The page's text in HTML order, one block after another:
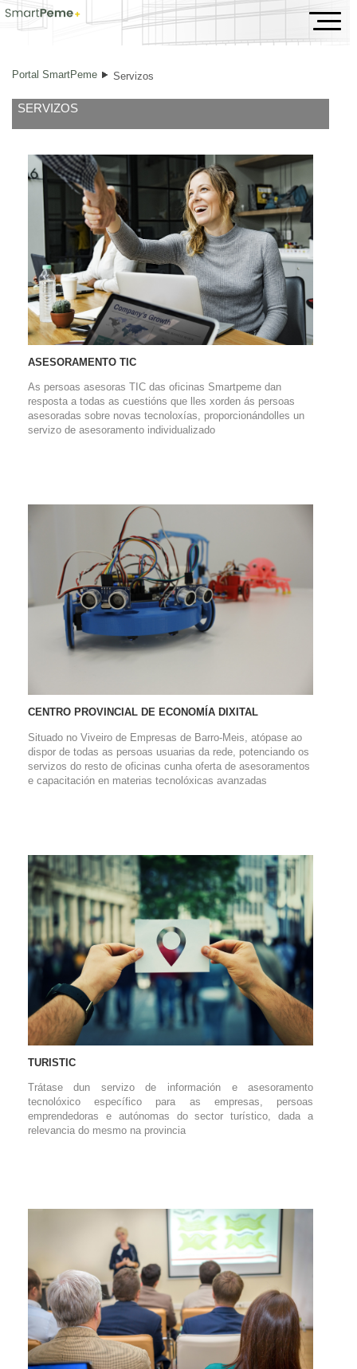
Servizos
Portal SmartPeme Servizos
SERVIZOS
ASESORAMENTO TIC
As persoas asesoras TIC das oficinas Smartpeme dan
resposta a todas as cuestións que lles xorden ás persoas
asesoradas sobre novas tecnoloxías, proporcionándolles un
servizo de asesoramento individualizado
CENTRO PROVINCIAL DE ECONOMÍA DIXITAL
Situado no Viveiro de Empresas de Barro-Meis, atópase ao
dispor de todas as persoas usuarias da rede, potenciando os
servizos do resto de oficinas cunha oferta de asesoramentos
e capacitación en materias tecnolóxicas avanzadas
TURISTIC
Trátase dun servizo de información e asesoramento
tecnolóxico específico para as empresas, persoas
emprendedoras e autónomas do sector turístico, dada a
relevancia do mesmo na provincia